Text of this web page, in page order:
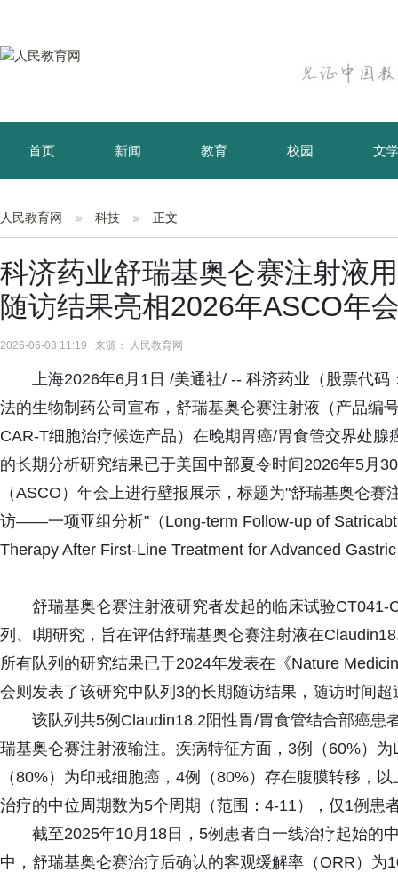
首页 新闻 教育 校园 文
育儿 资讯
人民教育网 科技 正文
科济药业舒瑞基奥仑赛注射液
随访结果亮相2026年ASCO年
2026-06-03 11:19 来源： 人民教育网
上海2026年6月1日 /美通社/ -- 科济药业（股票代
法的生物制药公司宣布，舒瑞基奥仑赛注射液（产品编
CAR-T细胞治疗候选产品）在晚期胃癌/胃食管交界处
的长期分析研究结果已于美国中部夏令时间2026年5月
（ASCO）年会上进行壁报展示，标题为"舒瑞基奥仑
访——一项亚组分析"（Long-term Follow-up of
Therapy After First-Line Treatment for Advanced
舒瑞基奥仑赛注射液研究者发起的临床试验
列、I期研究，旨在评估舒瑞基奥仑赛注射液在
所有队列的研究结果已于2024年发表在《Nature
会则发表了该研究中队列3的长期随访结果，随访时间超
该队列共5例Claudin18.2阳性胃/胃食管结合部癌患
瑞基奥仑赛注射液输注。疾病特征方面，3例（60%）
（80%）为印戒细胞癌，4例（80%）存在腹膜转移，
治疗的中位周期数为5个周期（范围：4-11），仅1例患
截至2025年10月18日，5例患者自一线治疗起始的
中，舒瑞基奥仑赛治疗后确认的客观缓解率（ORR）